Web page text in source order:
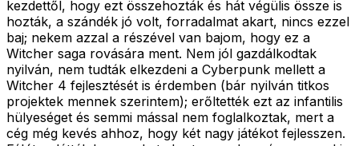
kezdettől, hogy ezt összehozták és hát végülis össze is
hozták, a szándék jó volt, forradalmat akart, nincs ezzel
baj; nekem azzal a részével van bajom, hogy ez a
Witcher saga rovására ment. Nem jól gazdálkodtak
nyilván, nem tudták elkezdeni a Cyberpunk mellett a
Witcher 4 fejlesztését is érdemben (bár nyilván titkos
projektek mennek szerintem); erőltették ezt az infantilis
hülyeséget és semmi mással nem foglalkoztak, mert a
cég még kevés ahhoz, hogy két nagy játékot fejlesszen.